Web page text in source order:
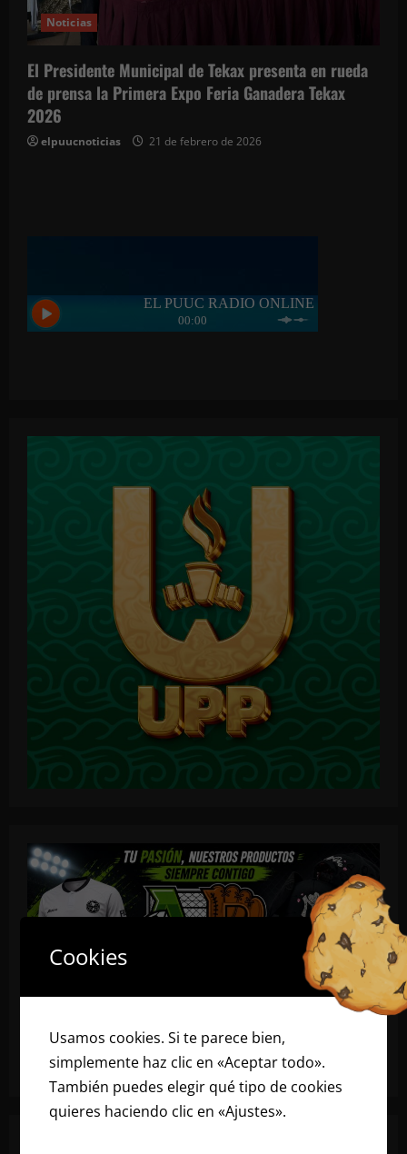
Noticias
El Presidente Municipal de Tekax presenta en rueda
de prensa la Primera Expo Feria Ganadera Tekax
2026
elpuucnoticias 21 de febrero de 2026
Cookies
Usamos cookies. Si te parece bien,
simplemente haz clic en «Aceptar todo».
También puedes elegir qué tipo de cookies
quieres haciendo clic en «Ajustes».